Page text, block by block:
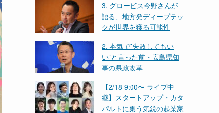
3. グロービス今野さんが
語る、地方発ディープテッ
クが世界を獲る可能性
2. 本気で”失敗してもい
い”と言った前・広島県知
事の県政改革
【2/18 9:00〜 ライブ中
継】スタートアップ・カタ
パルトに集う気鋭の起業家